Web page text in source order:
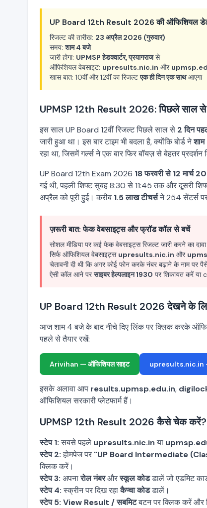
UP Board 12th Result 2026 की ऑफिशियल
रिजल्ट की तारीख: 23 अप्रैल 2026 (गुरुवार)
समय:शाम 4 बजे
जारी होगा: UPMSP हेडक्वार्टर, प्रयागराजसे
ऑफिशियल वेबसाइट: upresults.nic.in और
खास बात: 10वीं और 12वीं का रिजल्टएक ही दिन एक साथआएगा
UPMSP 12th Result 2026: पिछले साल से
इस साल UP Board 12वीं रिजल्ट पिछले साल से 2 दिन
जारी हुआ था। इस बार टाइम भी बदला है, क्योंकि बोर्ड ने
रहा था, जिसमें गर्ल्स ने एक बार फिर बॉयज़ से बेहतर प्रदर्शन
UP Board 12th Exam 2026 18 फरवरी से 12 मार्च
गई थी, पहली शिफ्ट सुबह 8:30 से 11:45 तक और दूसरी
अप्रैल को पूरी हुई। करीब 1.5 लाख टीचर्सने 254 सेंटर्स
ज़रूरी बात: फेक वेबसाइट्स और फ्रॉड कॉल से बचें
सोशल मीडिया पर कई फेक वेबसाइट्स रिजल्ट जारी करने का
सिर्फ ऑफिशियल वेबसाइट्स upresults.nic.in और
चेतावनी दी थी कि अगर कोई फोन करके नंबर बढ़ाने के नाम पर
ऐसी कॉल आने परसाइबर हेल्पलाइन 1930 पर शिकायत करें या
UP Board 12th Result 2026 देखने के
आज शाम 4 बजे के बाद नीचे दिए लिंक पर क्लिक करके
पहले से तैयार रखें:
Arivihan — ऑफिशियल साइट upresults.nic.in —
इसके अलावा आप results.upmsp.edu.in,
ऑफिशियल सरकारी प्लेटफार्म हैं।
UPMSP 12th Result 2026 कैसे चेक करें?
स्टेप 1:सबसे पहले upresults.nic.inया
स्टेप 2:होमपेज पर "UP Board Intermediate
क्लिक करें।
स्टेप 3: अपनारोल नंबरऔरस्कूल कोडडालें जो एडमिट
स्टेप 4:स्क्रीन पर दिख रहाकैप्चा कोडडालें।
स्टेप 5: View Result / सबमिटबटन पर क्लिक करें और